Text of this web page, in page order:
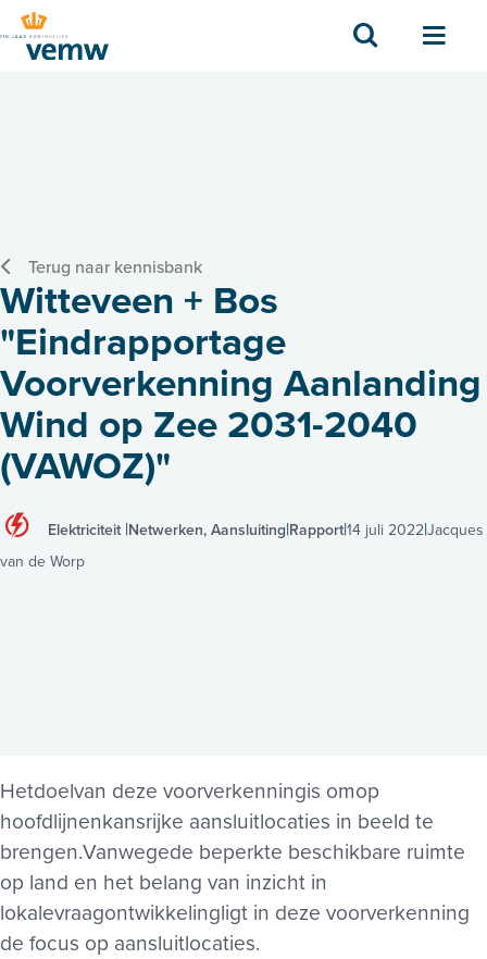
Zoek
Terug naar kennisbank
Witteveen + Bos
"Eindrapportage
Voorverkenning Aanlanding
Wind op Zee 2031-2040
(VAWOZ)"
Elektriciteit Netwerken, Aansluiting Rapport 14 juli 2022 Jacques
van de Worp
Hetdoelvan deze voorverkenningis omop
hoofdlijnenkansrijke aansluitlocaties in beeld te
brengen.Vanwegede beperkte beschikbare ruimte
op land en het belang van inzicht in
lokalevraagontwikkelingligt in deze voorverkenning
de focus op aansluitlocaties.